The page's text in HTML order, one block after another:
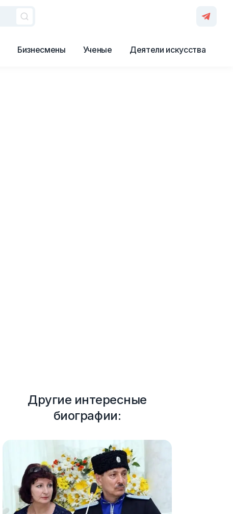
Бизнесмены Ученые Деятели искусства
Другие интересные
биографии: